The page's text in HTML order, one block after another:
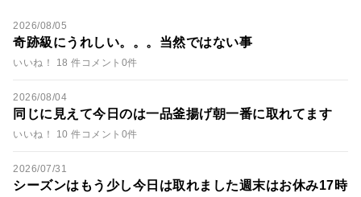
2026/08/05
奇跡級にうれしい。。。当然ではない事
いいね！ 18 件 コメント0件
2026/08/04
同じに見えて今日のは一品釜揚げ朝一番に取れてます
いいね！ 10 件 コメント0件
2026/07/31
シーズンはもう少し今日は取れました週末はお休み17時